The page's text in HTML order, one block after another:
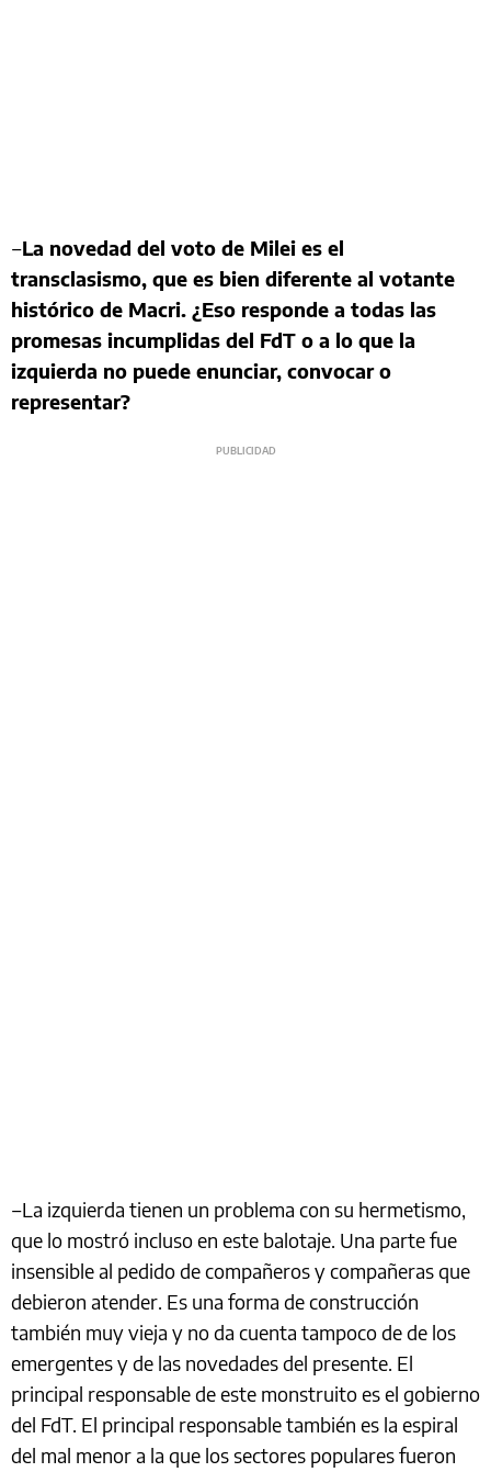
‒La novedad del voto de Milei es el
transclasismo, que es bien diferente al votante
histórico de Macri. ¿Eso responde a todas las
promesas incumplidas del FdT o a lo que la
izquierda no puede enunciar, convocar o
representar?
‒La izquierda tienen un problema con su hermetismo,
que lo mostró incluso en este balotaje. Una parte fue
insensible al pedido de compañeros y compañeras que
debieron atender. Es una forma de construcción
también muy vieja y no da cuenta tampoco de de los
emergentes y de las novedades del presente. El
principal responsable de este monstruito es el gobierno
del FdT. El principal responsable también es la espiral
del mal menor a la que los sectores populares fueron